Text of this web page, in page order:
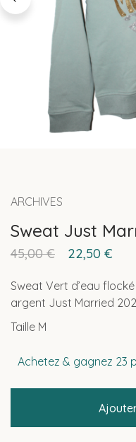
ARCHIVES
Sweat Just
45,00€ 22,50 €
Sweat Vert d’eau
argent Just Married
Taille M
Achetez & gagnez 23